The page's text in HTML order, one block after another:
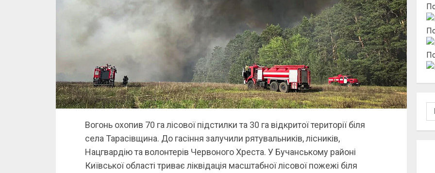
Вогонь охопив 70 га лісової підстилки та 30 га відкритої території біля
села Тарасівщина. До гасіння залучили рятувальників, лісників,
Нацгвардію та волонтерів Червоного Хреста. У Бучанському районі
Київської області триває ліквідація масштабної лісової пожежі біля